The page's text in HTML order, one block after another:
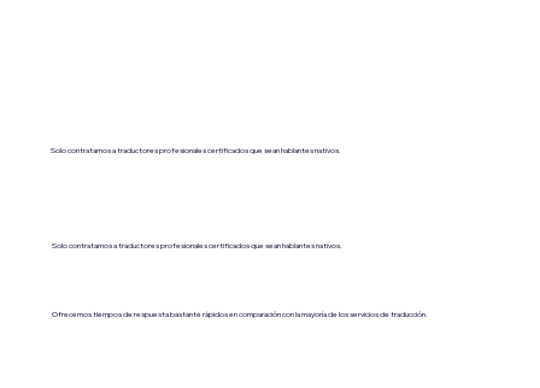
Solo contratamos a traductores profesionales certificados que sean hablantes nativos.
Solo contratamos a traductores profesionales certificados que sean hablantes nativos.
Ofrecemos tiempos de respuesta bastante rápidos en comparación con la mayoría de los servicios de traducción.